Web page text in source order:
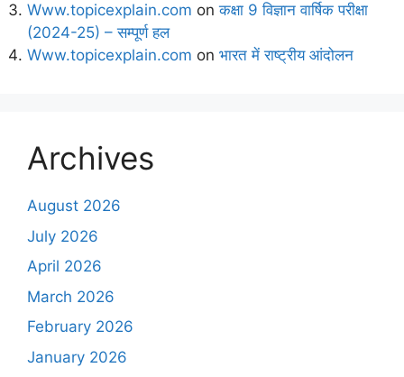
Www.topicexplain.com onकक्षा 9 विज्ञान वार्षिक परीक्षा
(2024-25) – सम्पूर्ण हल
Www.topicexplain.com on भारत में राष्ट्रीय आंदोलन
Archives
August 2026
July 2026
April 2026
March 2026
February 2026
January 2026